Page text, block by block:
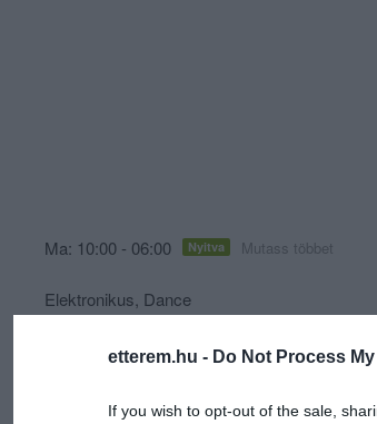
etterem.hu - Do Not Process
If you wish to opt-out of the sale,
Ma: 10:00 - 06:00 Nyitva Mutass többet
Elektronikus, Dance